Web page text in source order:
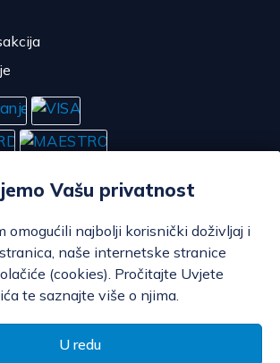
Vašu privatnost
omogućili najbolji korisnički doživljaj i
naše internetske stranice
(cookies). Pročitajte Uvjete
te saznajte više o njima.
U redu
© POP d.o.o. 2008. - 2026.